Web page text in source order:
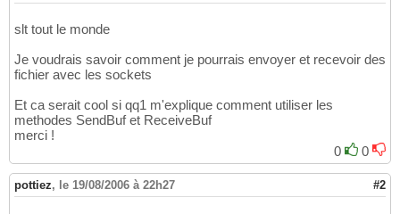
slt tout le monde
Je voudrais savoir comment je pourrais envoyer et recevoir des
fichier avec les sockets
Et ca serait cool si qq1 m'explique comment utiliser les
methodes SendBuf et ReceiveBuf
merci !
0
0
pottiez, le 19/08/2006 à 22h27 #2